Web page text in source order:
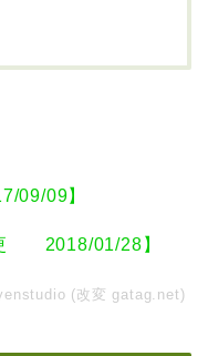
09/09】
更 2018/01/28】
(改変 gatag.net)